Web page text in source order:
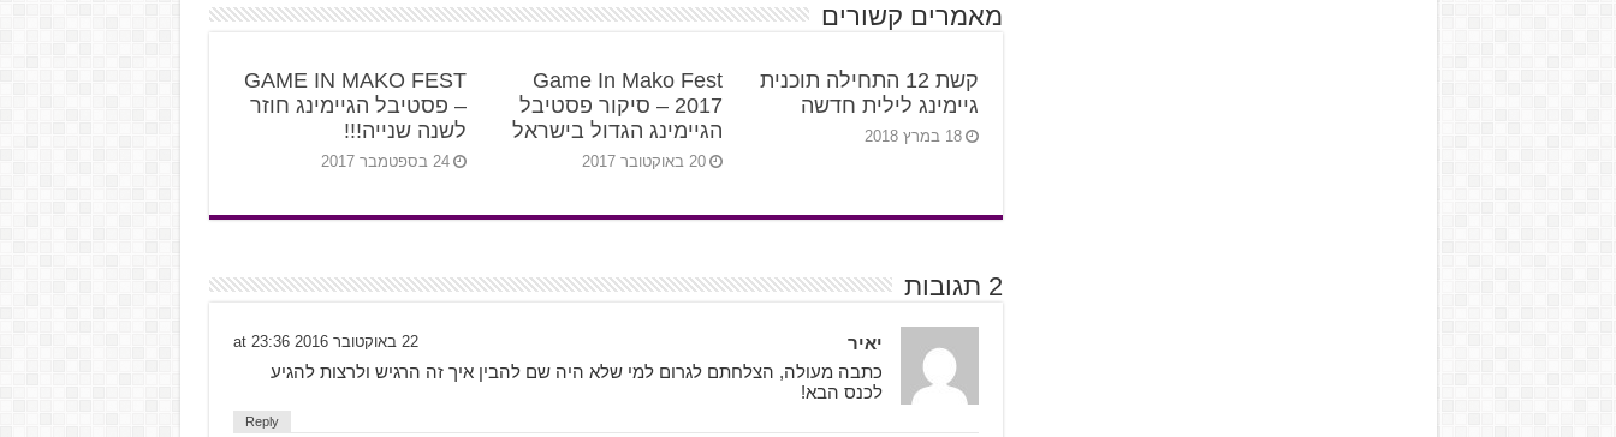
מאמרים קשורים
קשת 12 התחילה תוכנית
גיימינג לילית חדשה
18 במרץ 2018
Game In Mako Fest
2017 – סיקור פסטיבל
הגיימינג הגדול בישראל
20 באוקטובר 2017
GAME IN MAKO FEST
– פסטיבל הגיימינג חוזר
לשנה שנייה!!!
24 בספטמבר 2017
2 תגובות
יאיר 22 באוקטובר 2016 at 23:36
כתבה מעולה, הצלחתם לגרום למי שלא היה שם להבין איך זה הרגיש ולרצות להגיע
לכנס הבא!
Reply